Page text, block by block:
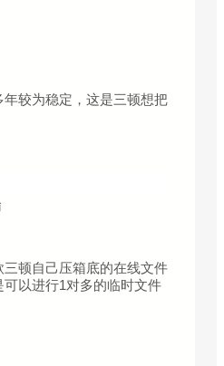
较为稳定，这是三顿想把
顿自己压箱底的在线文件
以进行1对多的临时文件